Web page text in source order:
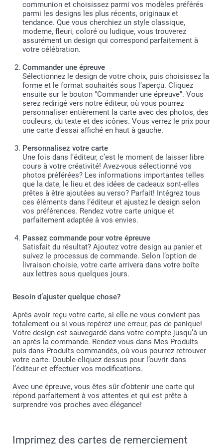
communion et choisissez parmi vos modèles préférés
parmi les designs les plus récents, originaux et
tendance. Que vous cherchiez un style classique,
moderne, fleuri, coloré ou ludique, vous trouverez
assurément un design qui correspond parfaitement à
votre célébration.
Commander une épreuve
Sélectionnez le design de votre choix, puis choisissez la
forme et le format souhaités sous l’aperçu. Cliquez
ensuite sur le bouton "Commander une épreuve". Vous
serez redirigé vers notre éditeur, où vous pourrez
personnaliser entièrement la carte avec des photos, des
couleurs, du texte et des icônes. Vous verrez le prix pour
une carte d’essai affiché en haut à gauche.
Personnalisez votre carte
Une fois dans l’éditeur, c’est le moment de laisser libre
cours à votre créativité! Avez-vous sélectionné vos
photos préférées? Les informations importantes telles
que la date, le lieu et des idées de cadeaux sont-elles
prêtes à être ajoutées au verso? Parfait! Intégrez tous
ces éléments dans l’éditeur et ajustez le design selon
vos préférences. Rendez votre carte unique et
parfaitement adaptée à vos envies.
Passez commande pour votre épreuve
Satisfait du résultat? Ajoutez votre design au panier et
suivez le processus de commande. Selon l’option de
livraison choisie, votre carte arrivera dans votre boîte
aux lettres sous quelques jours.
Besoin d’ajuster quelque chose?
Après avoir reçu votre carte, si elle ne vous convient pas
totalement ou si vous repérez une erreur, pas de panique!
Votre design est sauvegardé dans votre compte jusqu’à un
an après la commande. Rendez-vous dans Mes Produits
puis dans Produits commandés, où vous pourrez retrouver
votre carte. Double-cliquez dessus pour l’ouvrir dans
l’éditeur et effectuer vos modifications.
Avec une épreuve, vous êtes sûr d’obtenir une carte qui
répond parfaitement à vos attentes et qui est prête à
surprendre vos proches avec élégance!
Imprimez des cartes de remerciement